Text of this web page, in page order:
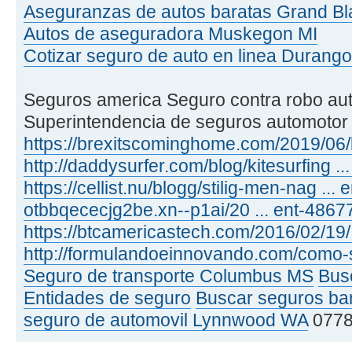
Aseguranzas de autos baratas Grand
Autos de aseguradora Muskegon MI
Cotizar seguro de auto en linea
Seguros america Seguro contra robo
Superintendencia de seguros
https://brexitscominghome.com/2019/
http://daddysurfer.com/blog/kitesurfing
https://cellist.nu/blogg/stilig-men-nag ...
otbbqececjg2be.xn--p1ai/20 ... ent-
https://btcamericastech.com/2016/02/
http://formulandoeinnovando.com/
Seguro de transporte Columbus MS
Entidades de seguro Buscar seguros
seguro de automovil Lynnwood WA